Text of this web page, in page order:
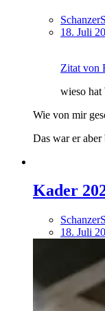
18. Juli
Zitat von
wieso hat
Wie von mir
Das war er
Kader
18. Juli